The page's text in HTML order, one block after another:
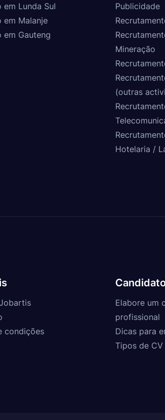
em Lunda Sul
em Malanje
em Gauteng
Publicidade
Mineração
(outras
Hotelaria /
condições
Elabore um
profissional
Dicas para
Tipos de CV